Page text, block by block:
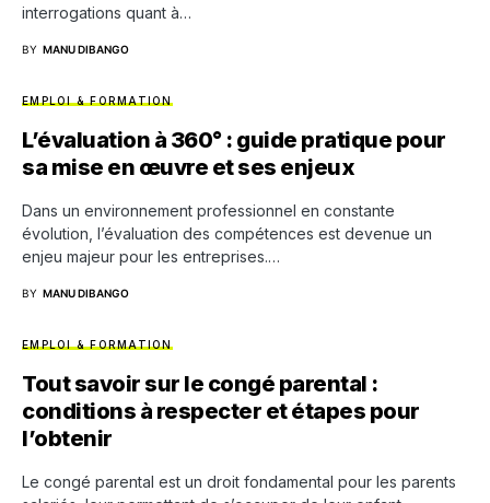
interrogations quant à…
BY MANU DIBANGO
EMPLOI & FORMATION
L’évaluation à 360° : guide pratique pour
sa mise en œuvre et ses enjeux
Dans un environnement professionnel en constante
évolution, l’évaluation des compétences est devenue un
enjeu majeur pour les entreprises.…
BY MANU DIBANGO
EMPLOI & FORMATION
Tout savoir sur le congé parental :
conditions à respecter et étapes pour
l’obtenir
Le congé parental est un droit fondamental pour les parents